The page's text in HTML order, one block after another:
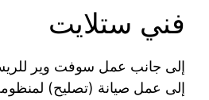
فني ستلايت
إلى جانب عمل سوفت وير
إلى عمل صيانة (تصليح)